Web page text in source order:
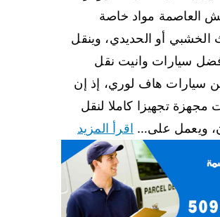
العاصمة مواد خاصة
الخشبي أو الحديدي، وينقل
سيارات وانيت نقل
هاف لوري، إذ إن
مجهزة تجهيزا كاملا لنقل
ويعمل على… اقرأ المزيد